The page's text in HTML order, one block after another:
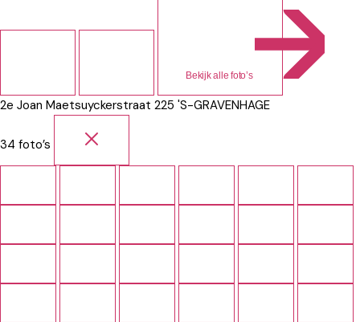
Bekijk alle foto’s
2e Joan Maetsuyckerstraat 225 'S-GRAVENHAGE
34 foto’s